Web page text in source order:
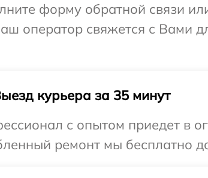
форму обратной связи
оператор свяжется с Вами
курьера за 35 минут
с опытом приедет в
ремонт мы бесплатно